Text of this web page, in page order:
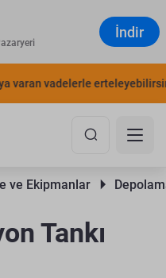
İndir
varan vadelerle
ve Ekipmanlar
Tankı